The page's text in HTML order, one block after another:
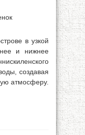
в узкой
и нижнее
создавая
атмосферу.